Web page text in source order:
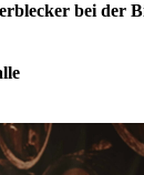
bei der